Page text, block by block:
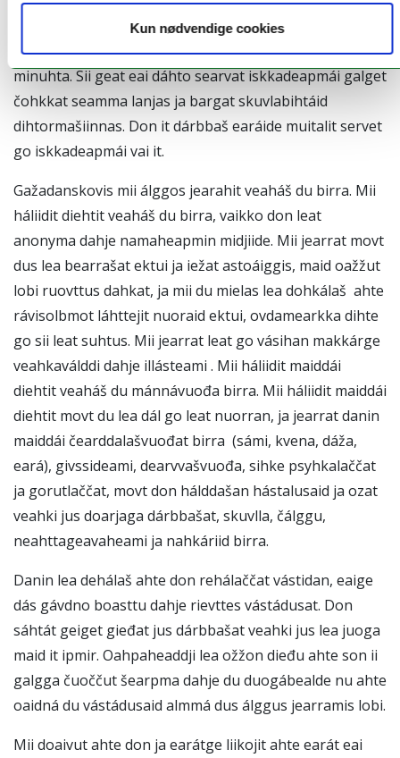
Kun nødvendige cookies
it (jus háliidat searvat iskkadeapmái).
Iskkadeapmi čađaheapmái ráddjejuvvo sullii 60
minuhta. Sii geat eai dáhto searvat iskkadeapmái galget
čohkkat seamma lanjas ja bargat skuvlabihtáid
dihtormašiinnas. Don it dárbbaš earáide muitalit servet
go iskkadeapmái vai it.
Gažadanskovis mii álggos jearahit veaháš du birra. Mii
háliidit diehtit veaháš du birra, vaikko don leat
anonyma dahje namaheapmin midjiide. Mii jearrat movt
dus lea bearrašat ektui ja iežat astoáiggis, maid oažžut
lobi ruovttus dahkat, ja mii du mielas lea dohkálaš ahte
rávisolbmot láhttejit nuoraid ektui, ovdamearkka dihte
go sii leat suhtus. Mii jearrat leat go vásihan makkárge
veahkaválddi dahje illásteami . Mii háliidit maiddái
diehtit veaháš du mánnávuođa birra. Mii háliidit maiddái
diehtit movt du lea dál go leat nuorran, ja jearrat danin
maiddái čearddalašvuođat birra (sámi, kvena, dáža,
eará), givssideami, dearvvašvuođa, sihke psyhkalaččat
ja gorutlaččat, movt don hálddašan hástalusaid ja ozat
veahki jus doarjaga dárbbašat, skuvlla, čálggu,
neahttageavaheami ja nahkáriid birra.
Danin lea dehálaš ahte don rehálaččat vástidan, eaige
dás gávdno boasttu dahje rievttes vástádusat. Don
sáhtát geiget gieđat jus dárbbašat veahki jus lea juoga
maid it ipmir. Oahpaheaddji lea ožžon dieđu ahte son ii
galgga čuoččut šearpma dahje du duogábealde nu ahte
oaidná du vástádusaid almmá dus álggus jearramis lobi.
Mii doaivut ahte don ja earátge liikojit ahte earát eai